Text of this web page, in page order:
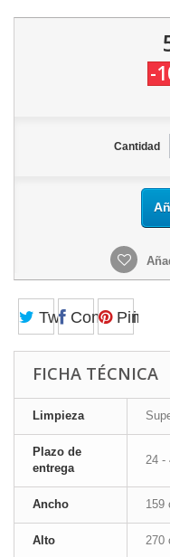
-
Cantidad
TweetCompartir
FICHA TÉCNICA
Limpieza
Plazo de
entrega
24 -
Ancho 159
Alto 270